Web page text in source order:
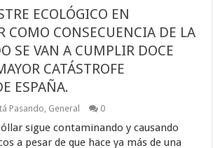
ECOLÓGICO EN
COMO CONSECUENCIA DE LA
SE VAN A CUMPLIR DOCE
CATÁSTROFE
ESPAÑA.
Pasando, General 0
sigue contaminando y causando
a pesar de que hace ya más de una